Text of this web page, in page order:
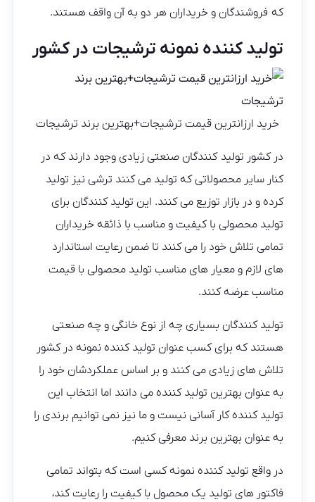
که فروشندگان و خریداران هر دو به آن واقف هستند.
تولید کننده نمونه ترشیجات در کشور
خرید ارزانترین قیمت ترشیجات+بهترین برند ترشیجات
در کشور تولید کنندگان صنعتی زیادی وجود دارند که در
کنار سایر محصولاتی که تولید می کنند ترشی نیز تولید
کرده و در بازار توزیع می کنند. این تولید کنندگان برای
تولید محصولی با کیفیت و مناسب با ذائقه خریداران
تمامی تلاش خود را می کنند تا ضمن رعایت استاندارد
های لازم و معیار های مناسب تولید محصولی با قیمت
مناسب عرضه کنند.
تولید کنندگان بسیاری چه از نوع خانگی و چه صنعتی
هستند که برای کسب عنوان تولید کننده نمونه در کشور
تلاش های زیادی می کنند و بر اساس عملکردشان خود را
به عنوان بهترین تولید کننده می دانند اما انتخاب این
تولید کننده کار آسانی نیست و ما نیز نمی توانیم برندی را
به عنوان بهترین برند معرفی کنیم.
در واقع تولید کننده نمونه کسی است که بتواند تمامی
فاکتور های تولید یک محصول با کیفیت را رعایت کند،